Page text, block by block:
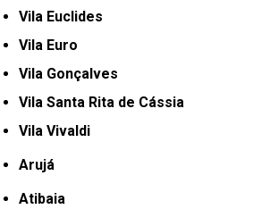
Vila Euclides
Vila Euro
Vila Gonçalves
Vila Santa Rita de Cássia
Vila Vivaldi
Arujá
Atibaia